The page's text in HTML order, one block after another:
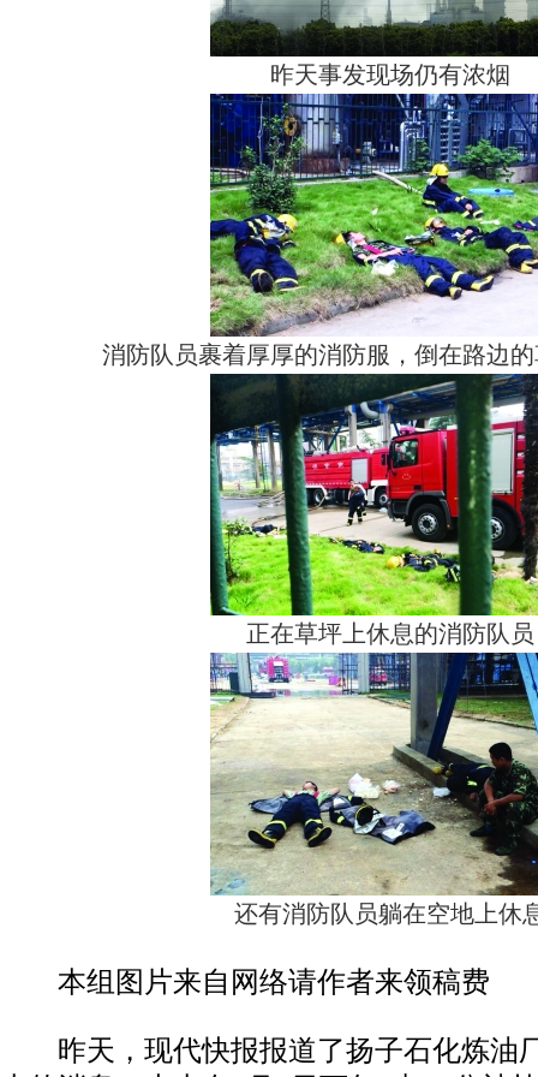
昨天事发现场仍有浓烟
消防队员裹着厚厚的消防服，倒在路边
正在草坪上休息的消防队员
还有消防队员躺在空地上休
本组图片来自网络请作者来领稿费
昨天，现代快报报道了扬子石化炼油